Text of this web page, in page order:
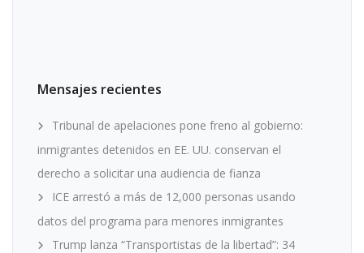
Mensajes recientes
Tribunal de apelaciones pone freno al gobierno:
inmigrantes detenidos en EE. UU. conservan el
derecho a solicitar una audiencia de fianza
ICE arrestó a más de 12,000 personas usando
datos del programa para menores inmigrantes
Trump lanza “Transportistas de la libertad”: 34